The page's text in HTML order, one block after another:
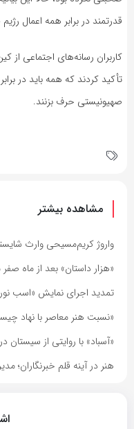
قدرتمند در برابر همه اعمال
کاربران رسانه‌های اجتماعی
تأکید کردند که همه باید در
صهیونیستی حرف بزنند.
مشاهده بیشتر
واروژ کریم‌مسیحی وارث
«هزار داستان» بعد از ماه صفر
تمدید اجرای نمایش «اسب
«نسبت هنر معاصر با نهاد
«آسباد» با روایتی از سیستان
هنر در آینه قلم خبرنگاران؛